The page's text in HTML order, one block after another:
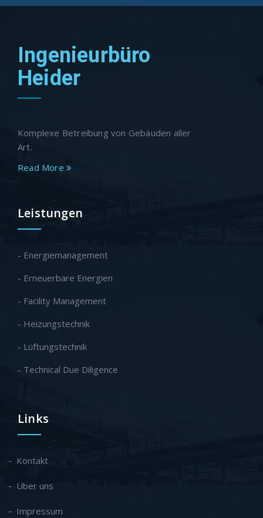
Ingenieurbüro
Heider
Komplexe Betreibung von Gebäuden aller
Art.
Read More
Leistungen
- Energiemanagement
- Erneuerbare Energien
- Facility Management
- Heizungstechnik
- Lüftungstechnik
- Technical Due Diligence
Links
Kontakt
Über uns
Impressum